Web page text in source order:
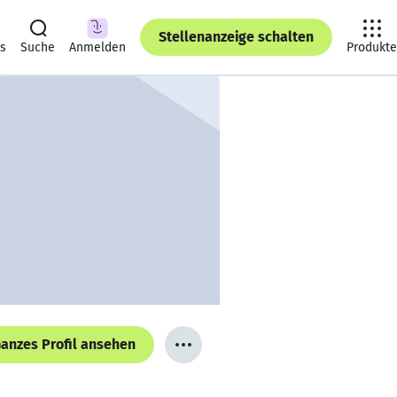
Suche Anmelden
Stellenanzeige schalten
Produkte
Profil ansehen